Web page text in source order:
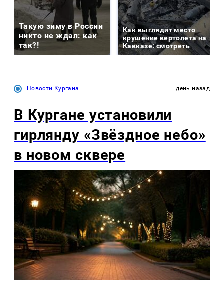
Такую зиму в России
никто не ждал: как
так?!
Как выглядит место
крушение вертолета на
Кавказе: смотреть
Новости Кургана день назад
В Кургане установили
гирлянду «Звёздное небо»
в новом сквере